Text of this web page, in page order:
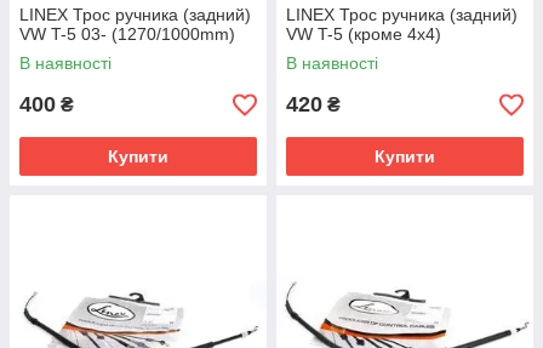
LINEX Трос ручника (задний)
VW T-5 03- (1270/1000mm)
В наявності
400 ₴
Купити
LINEX Трос ручника (задний)
VW T-5 (кроме 4x4)
В наявності
420 ₴
Купити